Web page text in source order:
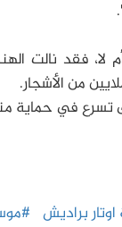
لا، فقد نالت
من الأشجار.
تسرع في حماية
اوتار براديش